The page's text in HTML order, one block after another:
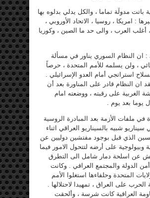
باتت مدولَة تماما ، والكل يدلي بدلوه بها
: امريكا ، روسيا ، الاتحاد الأوروبي ،
، أغلب العرب ، والى حد ما الصين ، وكوريا
: ان النظام السوري يناور في مسألة
، ولن يسلمه للأمم المتحدة ، حرصاً
استراتجي أمام العدو الإسرائيلي .
ان النظام قادر على المناورة بعد أن
الغربية على رقبته ، ووضعته امام
يوما بعد يوم .
في ملفات الأزمة بعد المبادرة الروسية
شبيه بالسيناريو العراقي اثناء
الذي قبل بوجود مفتشين دوليين عن
وبيولوجية على أرضه لتتحول الامور فيما
عن اسلحة دمار شامل الى التطرق
الدولة والمجتمع العراقي . وكانت
المتحدة وحلفاءها استغلوا الأمم
الحرب على العراق ، تمهيدا لاحتلالها .
العراقية كانت شرسة ، وألحقت